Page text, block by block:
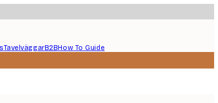
TavelväggarB2BHow To Guide